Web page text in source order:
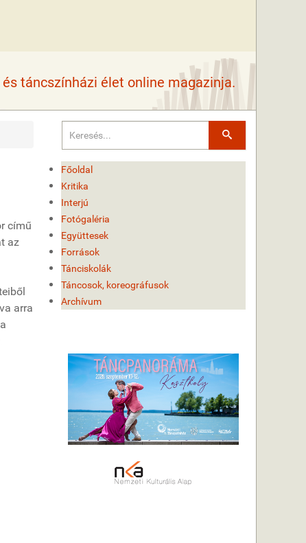
táncszínházi élet online magazinja.
című
az
arra
Keresés
Főoldal
Kritika
Interjú
Fotógaléria
Együttesek
Források
Tánciskolák
Táncosok, koreográfusok
Archívum